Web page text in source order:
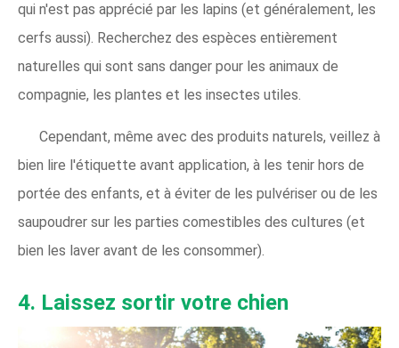
qui n'est pas apprécié par les lapins (et généralement, les
cerfs aussi). Recherchez des espèces entièrement
naturelles qui sont sans danger pour les animaux de
compagnie, les plantes et les insectes utiles.
Cependant, même avec des produits naturels, veillez à
bien lire l'étiquette avant application, à les tenir hors de
portée des enfants, et à éviter de les pulvériser ou de les
saupoudrer sur les parties comestibles des cultures (et
bien les laver avant de les consommer).
4. Laissez sortir votre chien